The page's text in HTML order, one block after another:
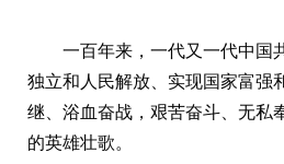
一百年来，一代又一代中国
独立和人民解放、实现国家富强
继、浴血奋战，艰苦奋斗、无私
的英雄壮歌。